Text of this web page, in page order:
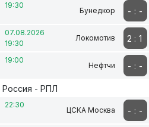
19:30
Бунедкор - : -
07.08.2026
19:30
Локомотив 2 : 1
19:00
Нефтчи - : -
Россия - РПЛ
22:30
ЦСКА Москва - : -